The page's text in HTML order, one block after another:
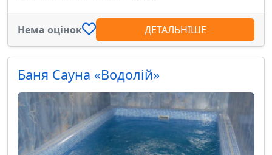
Нема оцінок ДЕТАЛЬНІШЕ
Баня Сауна «Водолій»